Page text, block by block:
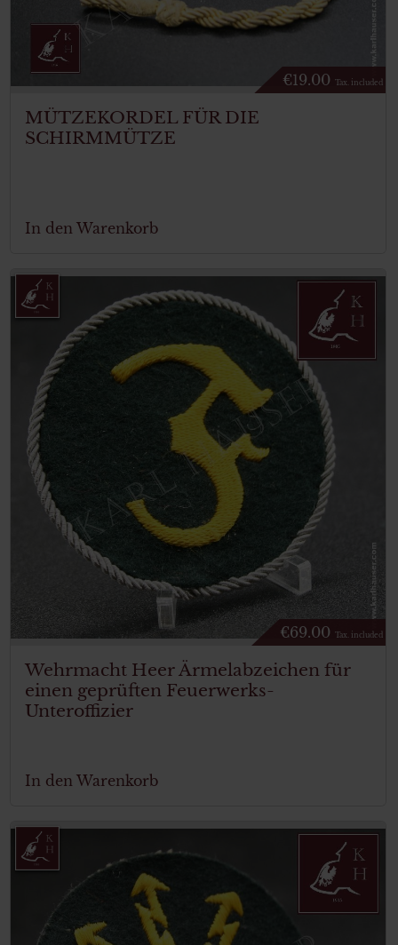
€19.00 Tax. included
MÜTZEKORDEL FÜR DIE
SCHIRMMÜTZE
In den Warenkorb
€69.00 Tax. included
Wehrmacht Heer Ärmelabzeichen für
einen geprüften Feuerwerks-
Unteroffizier
In den Warenkorb